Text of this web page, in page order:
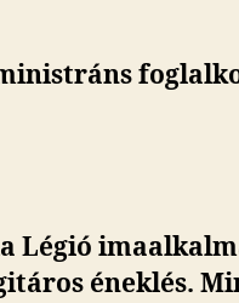
Légió
éneklés.